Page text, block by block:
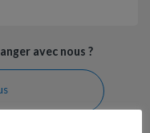
avec nous ?